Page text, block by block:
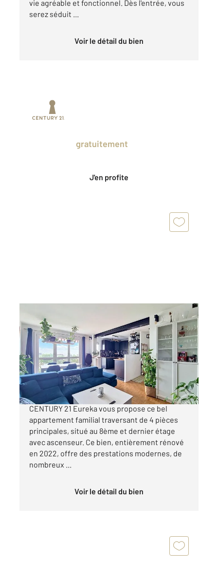
vie agréable et fonctionnel. Dès l'entrée, vous
serez séduit ...
Voir le détail du bien
gratuitement
J'en profite
FRESNES 94
85,32 m , 4 pièces
Ref : 9970
Appartement F4 à vendre
255 000 €
Limite de L'HAY-LES-ROSES, votre agence
CENTURY 21 Eureka vous propose ce bel
appartement familial traversant de 4 pièces
principales, situé au 8ème et dernier étage
avec ascenseur. Ce bien, entièrement rénové
en 2022, offre des prestations modernes, de
nombreux ...
Voir le détail du bien